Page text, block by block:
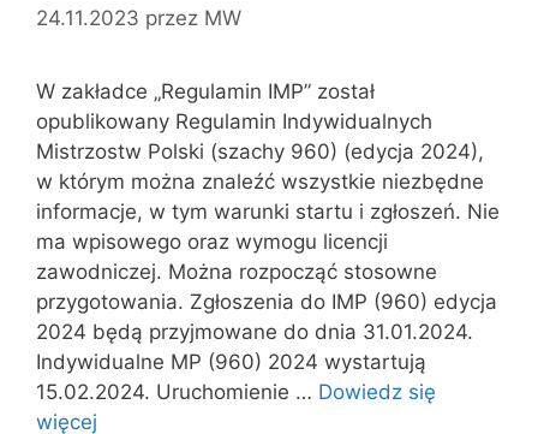
24.11.2023 przez MW
W zakładce „Regulamin IMP” został
opublikowany Regulamin Indywidualnych
Mistrzostw Polski (szachy 960) (edycja 2024),
w którym można znaleźć wszystkie niezbędne
informacje, w tym warunki startu i zgłoszeń. Nie
ma wpisowego oraz wymogu licencji
zawodniczej. Można rozpocząć stosowne
przygotowania. Zgłoszenia do IMP (960) edycja
2024 będą przyjmowane do dnia 31.01.2024.
Indywidualne MP (960) 2024 wystartują
15.02.2024. Uruchomienie … Dowiedz się
więcej